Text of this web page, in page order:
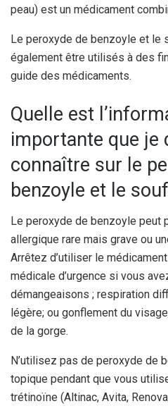
peau) est un médicament
Le peroxyde de benzoyle et le
également être utilisés à des
guide des médicaments.
Quelle est
importante que je
connaître sur le
benzoyle et le
Le peroxyde de benzoyle peut
allergique rare mais grave ou
Arrêtez d’utiliser le
médicale d’urgence si vous
démangeaisons ; respiration
légère; ou gonflement du
de la gorge.
N’utilisez pas de peroxyde de
topique pendant que vous
trétinoïne (Altinac, Avita,